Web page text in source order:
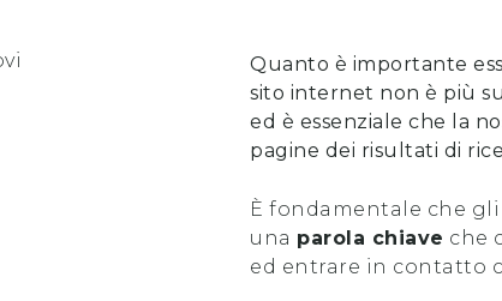
Quanto è importante
sito internet non è più
ed è essenziale che la
pagine dei risultati di
È fondamentale che
una parola chiave che
ed entrare in contatto